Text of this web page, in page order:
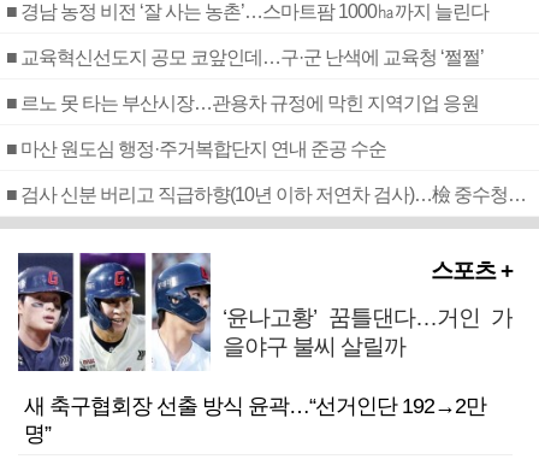
■ 경남 농정 비전 ‘잘 사는 농촌’…스마트팜 1000㏊까지 늘린다
■ 교육혁신선도지 공모 코앞인데…구·군 난색에 교육청 ‘쩔쩔’
■ 르노 못 타는 부산시장…관용차 규정에 막힌 지역기업 응원
■ 마산 원도심 행정·주거복합단지 연내 준공 수순
■ 검사 신분 버리고 직급하향(10년 이하 저연차 검사)…檢 중수청행 기피
스포츠 +
‘윤나고황’ 꿈틀댄다…거인 가
을야구 불씨 살릴까
새 축구협회장 선출 방식 윤곽…“선거인단 192→2만
명”